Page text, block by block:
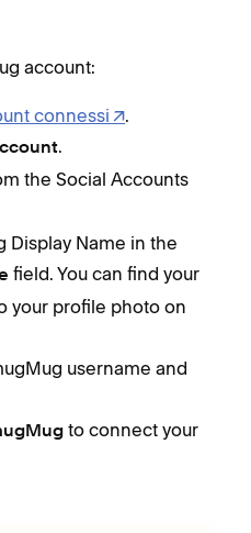
account:
connessi
.
.
the Social Accounts
Display Name in the
field. You can find your
your profile photo on
username and
to connect your